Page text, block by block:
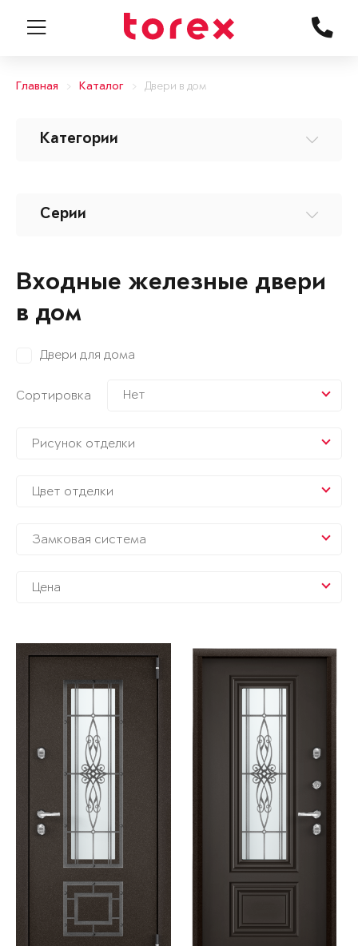
Главная Каталог Двери в дом
Категории
Серии
Входные железные двери
в дом
Двери для дома
Сортировка Нет
Рисунок отделки
Цвет отделки
Замковая система
Цена